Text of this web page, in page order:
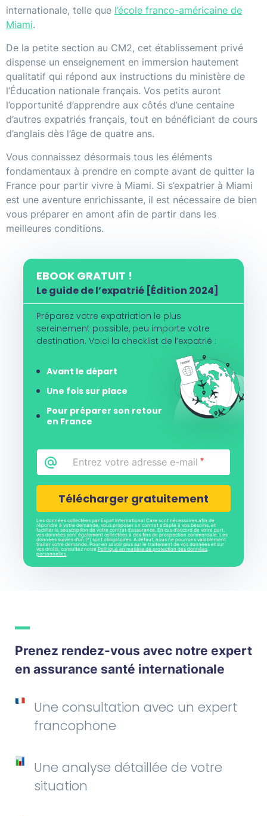
internationale, telle que l’école franco-américaine de
Miami.
De la petite section au CM2, cet établissement privé
dispense un enseignement en immersion hautement
qualitatif qui répond aux instructions du ministère de
l’Éducation nationale français. Vos petits auront
l’opportunité d’apprendre aux côtés d’une centaine
d’autres expatriés français, tout en bénéficiant de cours
d’anglais dès l’âge de quatre ans.
Vous connaissez désormais tous les éléments
fondamentaux à prendre en compte avant de quitter la
France pour partir vivre à Miami. Si s’expatrier à Miami
est une aventure enrichissante, il est nécessaire de bien
vous préparer en amont afin de partir dans les
meilleures conditions.
EBOOK GRATUIT !
Le guide de l’expatrié [Édition 2024]
Préparez votre expatriation le plus
sereinement possible, peu importe votre
destination. Voici la checklist de l’expatrié :
Avant le départ
Une fois sur place
Pour préparer son retour
en France
Email
CAPTCHA
Les données collectées par Expat International Care sont nécessaires afin de
répondre à votre demande, vous proposer un contrat adapté à vos besoins, et
faciliter la souscription de votre contrat d’assurance. En cas d’accord de votre part,
vos données sont également collectées à des fins de prospection commerciale. Les
données suivies d’un (*) sont obligatoires. A défaut, nous ne pourrons valablement
traiter votre demande. Pour en savoir plus sur le traitement de vos données et sur
vos droits, consultez notre Politique en matière de protection des données
personnelles
Prenez rendez-vous avec notre expert
en assurance santé internationale
Une consultation avec un expert
francophone
Une analyse détaillée de votre
situation